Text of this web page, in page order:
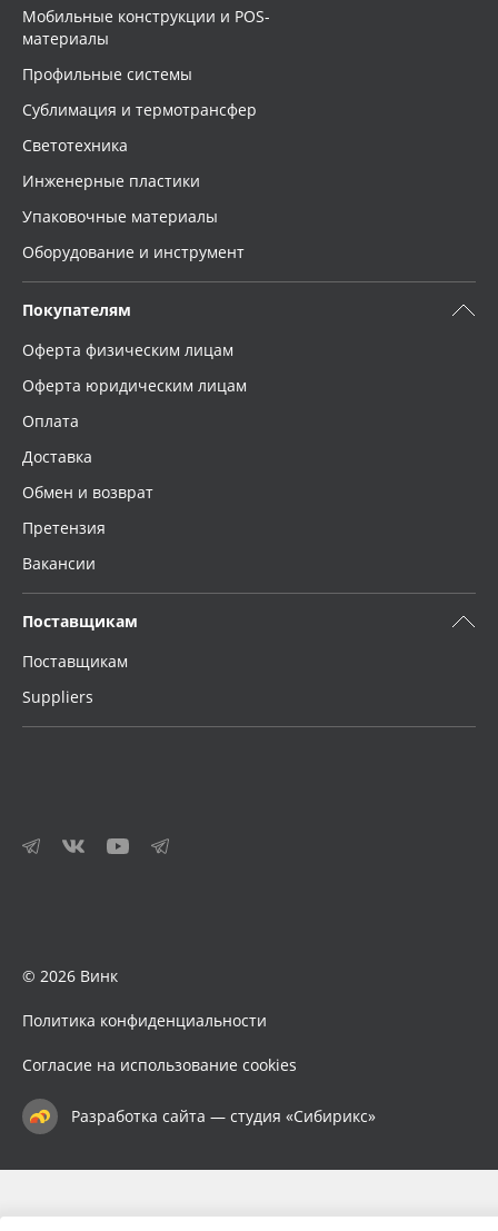
Мобильные конструкции и POS-
материалы
Профильные системы
Сублимация и термотрансфер
Светотехника
Инженерные пластики
Упаковочные материалы
Оборудование и инструмент
Покупателям
Оферта физическим лицам
Оферта юридическим лицам
Оплата
Доставка
Обмен и возврат
Претензия
Вакансии
Поставщикам
Поставщикам
Suppliers
© 2026 Винк
Политика конфиденциальности
Согласие на использование cookies
Разработка сайта — студия «Сибирикс»